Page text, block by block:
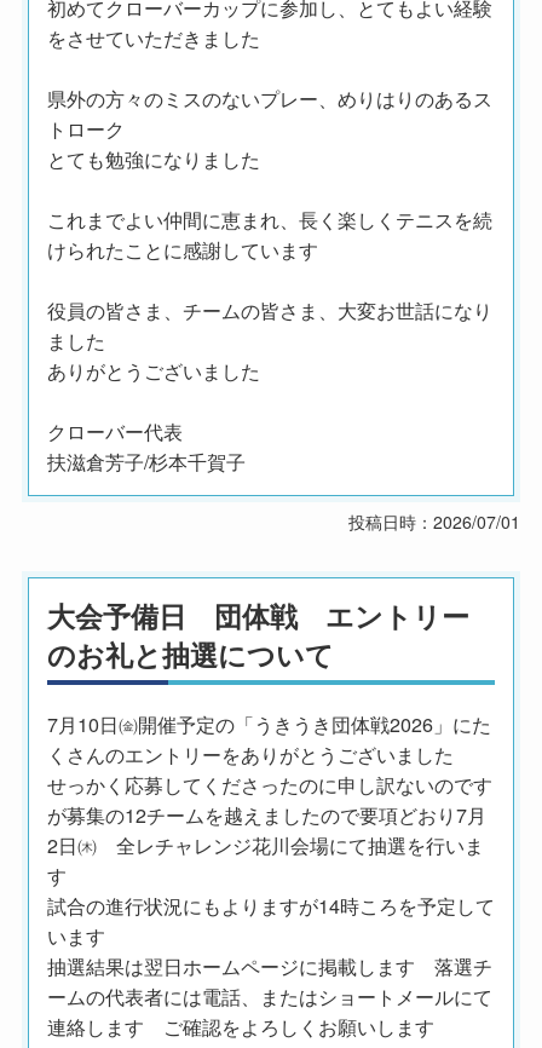
初めてクローバーカップに参加し、とてもよい経験
をさせていただきました
県外の方々のミスのないプレー、めりはりのあるス
トローク
とても勉強になりました
これまでよい仲間に恵まれ、長く楽しくテニスを続
けられたことに感謝しています
役員の皆さま、チームの皆さま、大変お世話になり
ました
ありがとうございました
クローバー代表
扶滋倉芳子/杉本千賀子
投稿日時：2026/07/01
大会予備日 団体戦 エントリー
のお礼と抽選について
7月10日㈮開催予定の「うきうき団体戦2026」にた
くさんのエントリーをありがとうございました
せっかく応募してくださったのに申し訳ないのです
が募集の12チームを越えましたので要項どおり7月
2日㈭ 全レチャレンジ花川会場にて抽選を行いま
す
試合の進行状況にもよりますが14時ころを予定して
います
抽選結果は翌日ホームページに掲載します 落選チ
ームの代表者には電話、またはショートメールにて
連絡します ご確認をよろしくお願いします